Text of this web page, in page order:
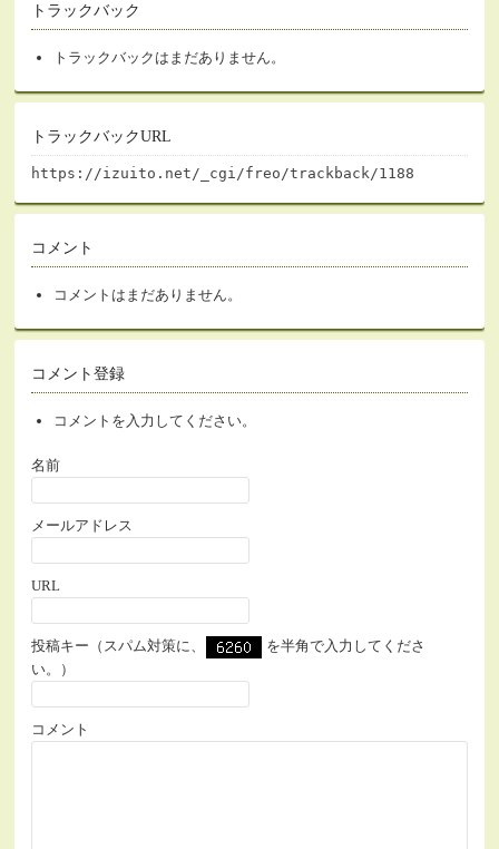
トラックバック
トラックバックはまだありません。
トラックバックURL
https://izuito.net/_cgi/freo/trackback/1188
コメント
コメントはまだありません。
コメント登録
コメントを入力してください。
名前
メールアドレス
URL
投稿キー（スパム対策に、
を半角で入力してくださ
い。）
コメント